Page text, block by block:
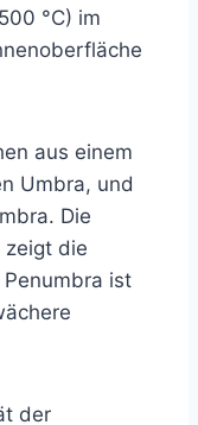
°C) im
aus einem
Umbra, und
Die
zeigt die
ist
der